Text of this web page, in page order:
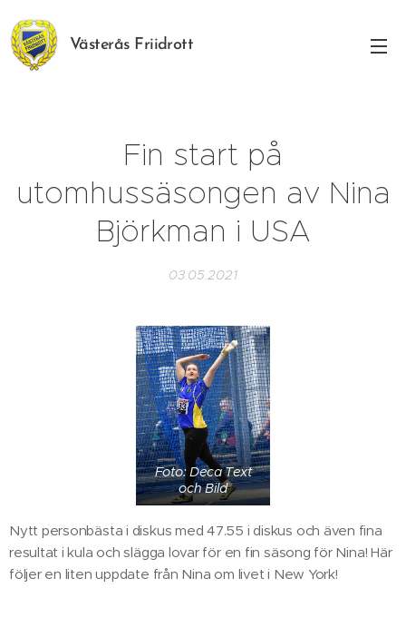
Västerås Friidrott
Fin start på
utomhussäsongen av Nina
Björkman i USA
03.05.2021
Foto: Deca Text
och Bild
Nytt personbästa i diskus med 47.55 i diskus och även fina
resultat i kula och slägga lovar för en fin säsong för Nina! Här
följer en liten uppdate från Nina om livet i New York!